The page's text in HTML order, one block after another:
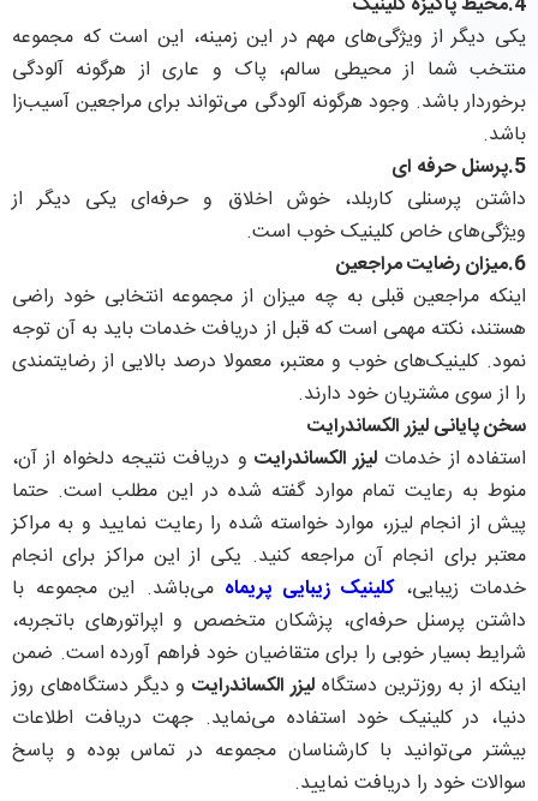
يكی ديگر از ويژگی‌های مهم در اين زمينه، اين است كه مجموعه
منتخب شما از محيطی سالم، پاک و عاری از هرگونه آلودگی
برخوردار باشد. وجود هرگونه آلودگی می‎‌تواند برای مراجعين آسيب‌زا
باشد.
5.پرسنل حرفه ‌ای
داشتن پرسنلی كاربلد، خوش اخلاق و حرفه‌ای يكی ديگر از
ويژگی‌های خاص كلينيک خوب است.
6.ميزان رضايت مراجعين
اينكه مراجعين قبلی به چه ميزان از مجموعه انتخابی خود راضی
هستند، نكته مهمی است كه قبل از دریافت خدمات بايد به آن توجه
نمود. كلينيک‌های خوب و معتبر، معمولا درصد بالايی از رضايتمندی
را از سوی مشتريان خود دارند.
سخن پايانی ليزر الكساندرايت
استفاده از خدمات ليزر الكساندرايت و دریافت نتيجه دلخواه از آن،
منوط به رعايت تمام موارد گفته شده در این مطلب است. حتما
پيش از انجام ليزر، موارد خواسته شده را رعایت نماييد و به مراكز
معتبر برای انجام آن مراجعه كنيد. یکی از این مراکز برای انجام
خدمات زیبایی،کلینیک زیبایی پریماه می‌باشد. این مجموعه با
داشتن پرسنل حرفه‌ای، پزشکان متخصص و اپراتورهای باتجربه،
شرایط بسیار خوبی را برای متقاضیان خود فراهم آورده است. ضمن
اینکه از به روزترین دستگاه لیزر الکساندرایتو دیگر دستگاه‌های روز
دنیا، در کلینیک خود استفاده می‌نماید. جهت دریافت اطلاعات
بیشتر می‌توانید با کارشناسان مجموعه در تماس بوده و پاسخ
سوالات خود را دریافت نمایید.